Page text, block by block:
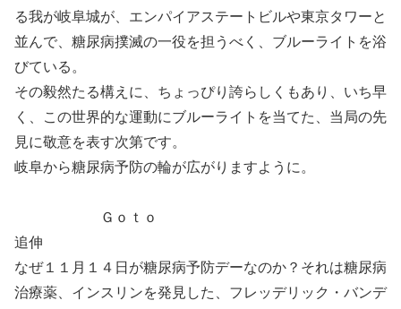
る我が岐阜城が、エンパイアステートビルや東京タワーと
並んで、糖尿病撲滅の一役を担うべく、ブルーライトを浴
びている。
その毅然たる構えに、ちょっぴり誇らしくもあり、いち早
く、この世界的な運動にブルーライトを当てた、当局の先
見に敬意を表す次第です。
岐阜から糖尿病予防の輪が広がりますように。
Ｇｏｔｏ
追伸
なぜ１１月１４日が糖尿病予防デーなのか？それは糖尿病
治療薬、インスリンを発見した、フレッデリック・バンデ